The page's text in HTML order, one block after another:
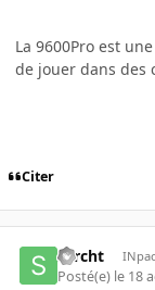
La 9600Pro est
de jouer dans des
Citer
sarcht
Posté(e) le 18